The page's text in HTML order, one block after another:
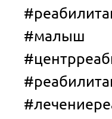
#малыш